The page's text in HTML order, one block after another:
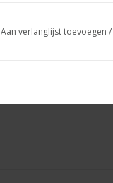
Aan verlanglijst toevoegen /